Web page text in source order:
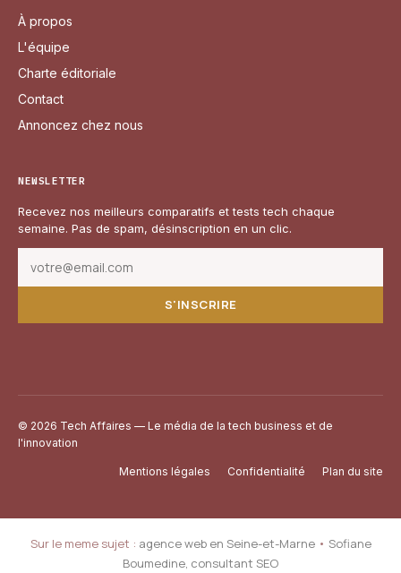
À propos
L'équipe
Charte éditoriale
Contact
Annoncez chez nous
NEWSLETTER
Recevez nos meilleurs comparatifs et tests tech chaque
semaine. Pas de spam, désinscription en un clic.
S'INSCRIRE
© 2026 Tech Affaires — Le média de la tech business et de
l'innovation
Mentions légales Confidentialité Plan du site
Sur le meme sujet : agence web en Seine-et-Marne• Sofiane
Boumedine, consultant SEO